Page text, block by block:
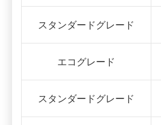
スタンダードグレード
エコグレード
スタンダードグレード